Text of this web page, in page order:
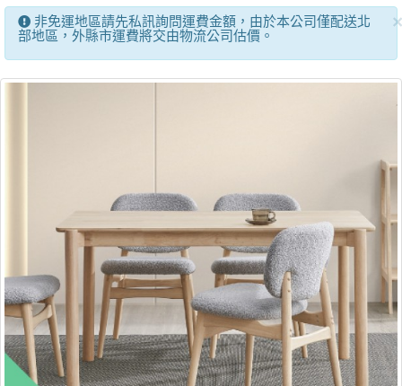
×
非免運地區請先私訊詢問運費金額，由於本公司僅配送北
部地區，外縣市運費將交由物流公司估價。